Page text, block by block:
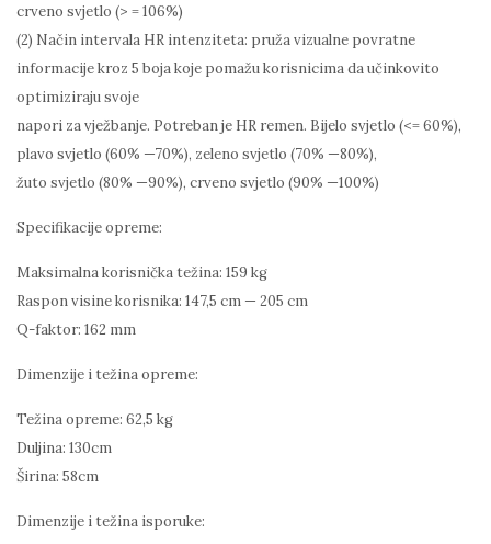
crveno svjetlo (> = 106%)
(2) Način intervala HR intenziteta: pruža vizualne povratne
informacije kroz 5 boja koje pomažu korisnicima da učinkovito
optimiziraju svoje
napori za vježbanje. Potreban je HR remen. Bijelo svjetlo (<= 60%),
plavo svjetlo (60% —70%), zeleno svjetlo (70% —80%),
žuto svjetlo (80% —90%), crveno svjetlo (90% —100%)
Specifikacije opreme:
Maksimalna korisnička težina: 159 kg
Raspon visine korisnika: 147,5 cm — 205 cm
Q-faktor: 162 mm
Dimenzije i težina opreme:
Težina opreme: 62,5 kg
Duljina: 130cm
Širina: 58cm
Dimenzije i težina isporuke: